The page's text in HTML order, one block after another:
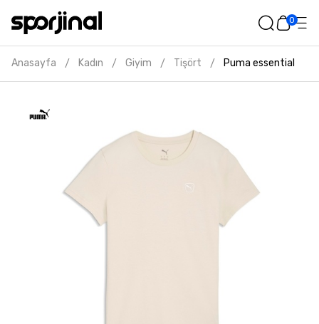
0
Anasayfa / Kadın / Giyim / Tişört / Puma essential